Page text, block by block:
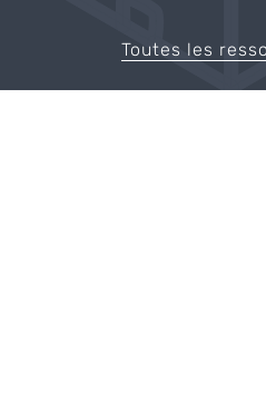
Toutes les